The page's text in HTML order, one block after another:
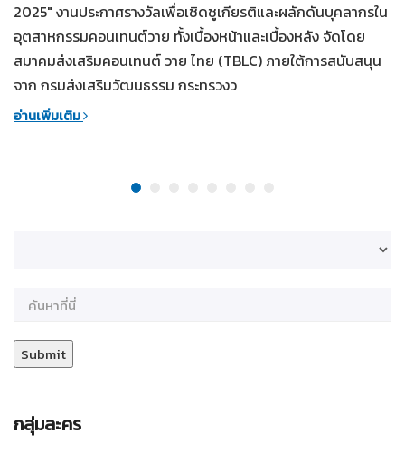
2025" งานประกาศรางวัลเพื่อเชิดชูเกียรติและผลักดันบุคลากรใน
อุตสาหกรรมคอนเทนต์วาย ทั้งเบื้องหน้าและเบื้องหลัง จัดโดย
สมาคมส่งเสริมคอนเทนต์ วาย ไทย (TBLC) ภายใต้การสนับสนุน
จาก กรมส่งเสริมวัฒนธรรม กระทรวงว
อ่านเพิ่มเติม
กลุ่มละคร